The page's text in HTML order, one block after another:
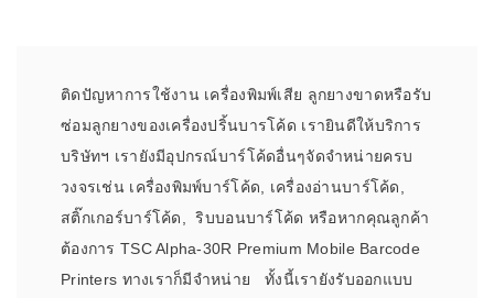
ติดปัญหาการใช้งาน เครื่องพิมพ์เสีย ลูกยางขาดหรือรับ
ซ่อมลูกยางของเครื่องปริ้นบารโค้ด เรายินดีให้บริการ
บริษัทฯ เรายังมีอุปกรณ์บาร์โค้ดอื่นๆจัดจำหน่ายครบ
วงจรเช่น เครื่องพิมพ์บาร์โค้ด, เครื่องอ่านบาร์โค้ด,
สติ๊กเกอร์บาร์โค้ด, ริบบอนบาร์โค้ด หรือหากคุณลูกค้า
ต้องการ TSC Alpha-30R Premium Mobile Barcode
Printers ทางเราก็มีจำหน่าย ทั้งนี้เรายังรับออกแบบ